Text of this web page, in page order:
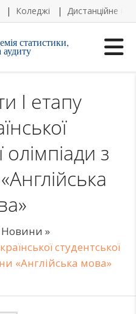
Коледжі Дистанційне
статистики,
аудиту
І етапу
олімпіади з
Новини »
студентської
«Англійська мова»